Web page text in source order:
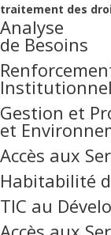
traitement des
Analyse
de Besoins
Institutionnel
Gestion et
et
Accès aux
Habitabilité
TIC au